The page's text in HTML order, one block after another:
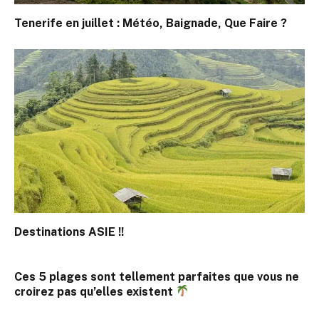
Tenerife en juillet : Météo, Baignade, Que Faire ?
Destinations ASIE !!
Ces 5 plages sont tellement parfaites que vous ne
croirez pas qu’elles existent